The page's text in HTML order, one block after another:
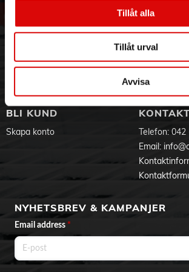
Tillåt alla
Tillåt urval
Avvisa
Visselblåsning
Aktuellt på Order
Service &
Om cookies
BLI KUND
Skapa konto Telefon: 042
Email:
NYHETSBREV & KAMPANJER
Email address *